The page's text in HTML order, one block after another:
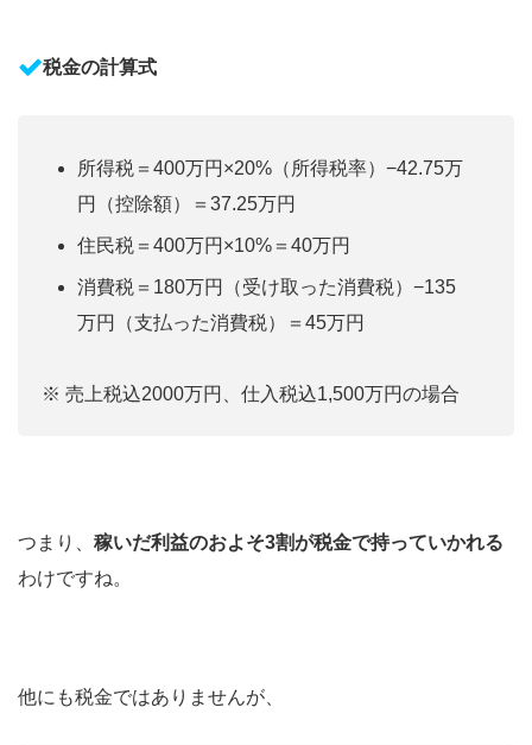
税金の計算式
所得税＝400万円×20%（所得税率）−42.75万
円（控除額）＝37.25万円
住民税＝400万円×10%＝40万円
消費税＝180万円（受け取った消費税）−135
万円（支払った消費税）＝45万円
※ 売上税込2000万円、仕入税込1,500万円の場合
つまり、 稼いだ利益のおよそ3割が税金で持っていかれる
わけですね。
他にも税金ではありませんが、